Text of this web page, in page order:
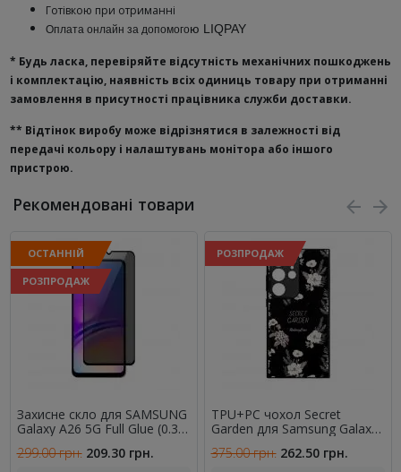
Готівкою при отриманні
Оплата онлайн за допомогою LIQPAY
* Будь ласка, перевіряйте відсутність механічних пошкоджень
і комплектацію, наявність всіх одиниць товару при отриманні
замовлення в присутності працівника служби доставки.
** Відтінок виробу може відрізнятися в залежності від
передачі кольору і налаштувань монітора або іншого
пристрою.
Рекомендовані товари
ОСТАННІЙ
РОЗПРОДАЖ
Захисне скло для SAMSUNG
Galaxy A26 5G Full Glue (0.3
299.00 грн. 209.30 грн.
РОЗПРОДАЖ
TPU+PC чохол Secret
Garden для Samsung Galaxy
375.00 грн. 262.50 грн.